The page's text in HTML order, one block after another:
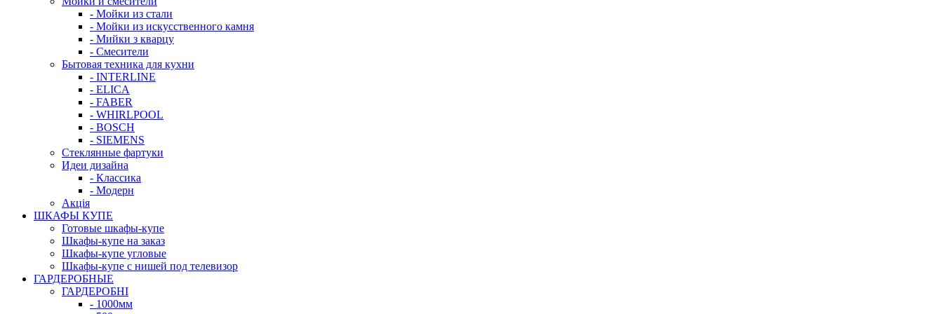
- Мойки из стали
- Мойки из искусственного камня
- Мийки з кварцу
- Смесители
Бытовая техника для кухни
- INTERLINE
- ELICA
- FABER
- WHIRLPOOL
- BOSCH
- SIEMENS
Стеклянные фартуки
Идеи дизайна
- Класcика
- Модерн
Акція
ШКАФЫ КУПЕ
Готовые шкафы-купе
Шкафы-купе на заказ
Шкафы-купе угловые
Шкафы-купе с нишей под телевизор
ГАРДЕРОБНЫЕ
ГАРДЕРОБНІ
- 1000мм